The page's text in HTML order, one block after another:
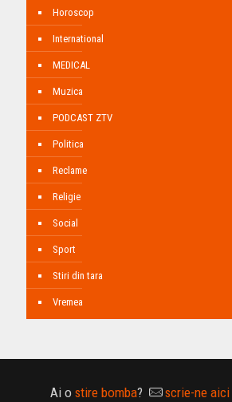
Horoscop
International
MEDICAL
Muzica
PODCAST ZTV
Politica
Reclame
Religie
Social
Sport
Stiri din tara
Vremea
Ai o stire bomba? scrie-ne aici